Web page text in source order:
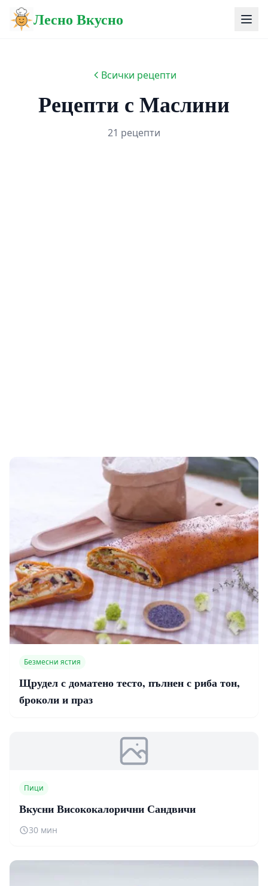
Лесно Вкусно
Всички рецепти
Рецепти с Маслини
21 рецепти
Безмесни ястия
Щрудел с доматено тесто, пълнен с риба тон,
броколи и праз
Пици
Вкусни Висококалорични Сандвичи
30 мин